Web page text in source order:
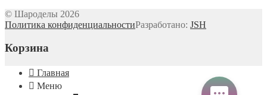
© Шароделы 2026
Политика конфиденциальностиРазработано: JSH
Корзина
Главная
Меню